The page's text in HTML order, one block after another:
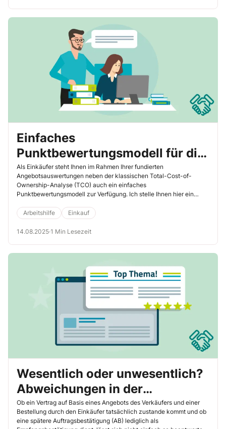
Einfaches
Punktbewertungsmodell für die
Auswertung von 4 Angeboten
Als Einkäufer steht Ihnen im Rahmen Ihrer fundierten
Angebotsauswertungen neben der klassischen Total-Cost-of-
Ownership-Analyse (TCO) auch ein einfaches
Punktbewertungsmodell zur Verfügung. Ich stelle Ihnen hier ein
zwischen je einem deutschen, tschechischen, US-amerikanischen
und chinesischen Anbieter vor.
Arbeitshilfe Einkauf
14.08.2025·1 Min Lesezeit
Wesentlich oder unwesentlich?
Abweichungen in der
Auftragsbestätigung
Ob ein Vertrag auf Basis eines Angebots des Verkäufers und einer
Bestellung durch den Einkäufer tatsächlich zustande kommt und ob
eine spätere Auftragsbestätigung (AB) lediglich als